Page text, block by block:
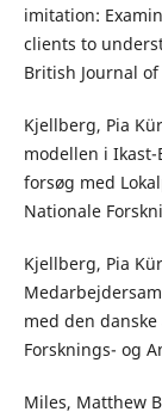
imitation:
clients to
British Journal
Kjellberg, Pia
modellen i
forsøg med
Nationale
Kjellberg, Pia
med den
Forsknings- og
Miles, Matthew